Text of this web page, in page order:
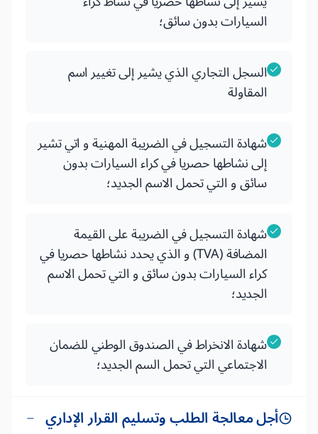
السيارات بدون سائق؛
السجل التجاري الذي يشير إلى تغيير اسم
المقاولة
شهادة التسجيل في الضريبة المهنية و اتي تشير
إلى نشاطها حصريا في كراء السيارات بدون
سائق و التي تحمل الاسم الجديد؛
شهادة التسجيل في الضريبة على القيمة
المضافة (TVA) و الذي يحدد نشاطها حصريا في
كراء السيارات بدون سائق و التي تحمل الاسم
الجديد؛
شهادة الانخراط في الصندوق الوطني للضمان
الاجتماعي التي تحمل السم الجديد؛
أجل معالجة الطلب وتسليم القرار الإداري